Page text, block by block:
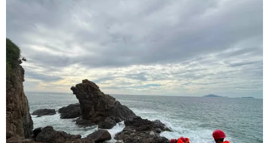
Ông Nguyễn Xuân Thành, Vụ trưởng Vụ Giáo dục Trung
học khẳng định việc dạy buổi 2 phải đa dạng hoạt
động giáo dục, phát triển kỹ năng, không phải vẫn xếp
học sinh vào lớp để dạy như buổi sáng.